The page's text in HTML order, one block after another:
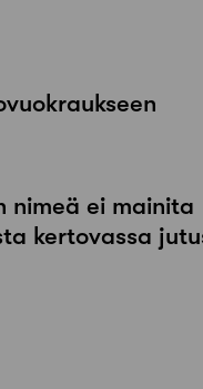
nimeä ei mainita
kertovassa